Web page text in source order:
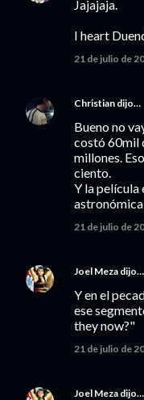
Jajajaja.
I heart
21 de julio de
Christian dijo…
Bueno no
costó 60mil
millones.
ciento.
Y la película
21 de julio de
Joel Meza dijo…
Y en el
ese
they now?"
21 de julio de
Joel Meza dijo…